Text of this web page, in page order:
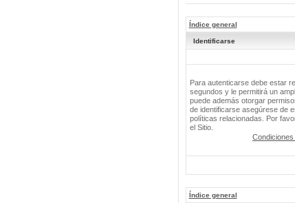
Índice general
Identificarse
Para autenticarse debe estar
segundos y le permitirá un
puede además otorgar
de identificarse asegúrese de
políticas relacionadas. Por
el Sitio.
Índice general